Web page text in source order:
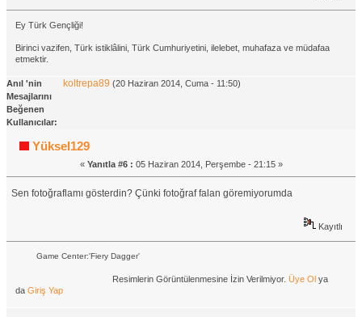
Ey Türk Gençliği!
Birinci vazifen, Türk istiklâlini, Türk Cumhuriyetini, ilelebet, muhafaza ve müdafaa
etmektir.
Anıl 'nin
Mesajlarını
Beğenen
Kullanıcılar:
koltrepa89 (20 Haziran 2014, Cuma - 11:50)
Yüksel129
« Yanıtla #6 : 05 Haziran 2014, Perşembe - 21:15 »
Sen fotoğraflamı gösterdin? Çünki fotoğraf falan göremiyorumda
Kayıtlı
Game Center:'Fiery Dagger'
Resimlerin Görüntülenmesine İzin Verilmiyor. Üye Olya
da Giriş Yap